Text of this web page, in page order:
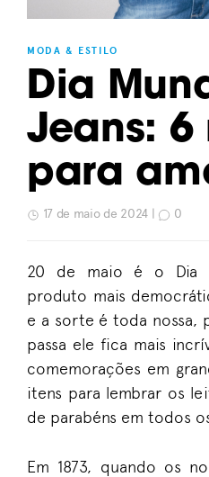
MODA & ESTILO
Dia
Jeans: 6
para
17 de maio de 2024 | 0
20 de maio é o Dia
produto mais
e a sorte é toda nossa,
passa ele fica mais
comemorações em
itens para lembrar os
de parabéns em todos
Em 1873, quando os